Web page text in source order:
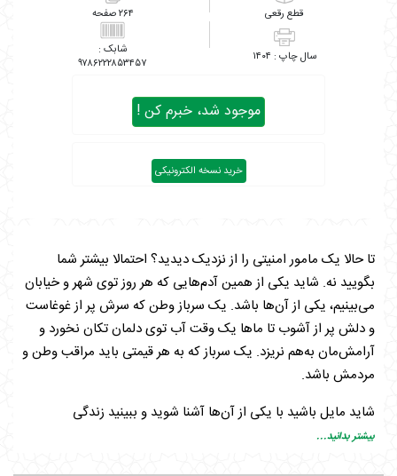
رقعی ۲۶۴
۱۴۰۴ ۹۷۸۶۲۲۲۸۵۳۴۵۷
موجود شد، خبرم کن !
خرید نسخه الکترونیکی
تا حالا یک مامور امنیتی را از نزدیک دیدید؟ احتمالا بیشتر شما
بگویید نه. شاید یکی از همین آدم‌هایی که هر روز توی شهر و خیابان
می‌بینیم، یکی از آن‌ها باشد. یک سرباز وطن که سرش پر از غوغاست
و دلش پر از آشوب تا ماها یک وقت آب توی دلمان تکان نخورد و
آرامش‌مان به‌هم نریزد. یک سرباز که به هر قیمتی باید مراقب وطن و
مردمش باشد.
شاید مایل باشید با یکی از آن‌ها آشنا شوید و ببینید زندگی
شخصی‌شان چطوری است‌. چه‌جوری حرف می‌زنند و دنیا رو چطوری
بیشتر بدانید...